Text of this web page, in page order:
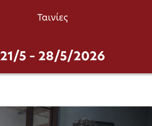
Ταινίες
21/5 – 28/5/2026